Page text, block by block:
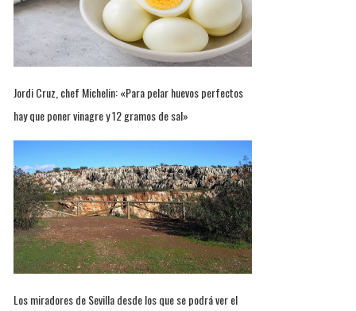
Jordi Cruz, chef Michelin: «Para pelar huevos perfectos
hay que poner vinagre y 12 gramos de sal»
Los miradores de Sevilla desde los que se podrá ver el